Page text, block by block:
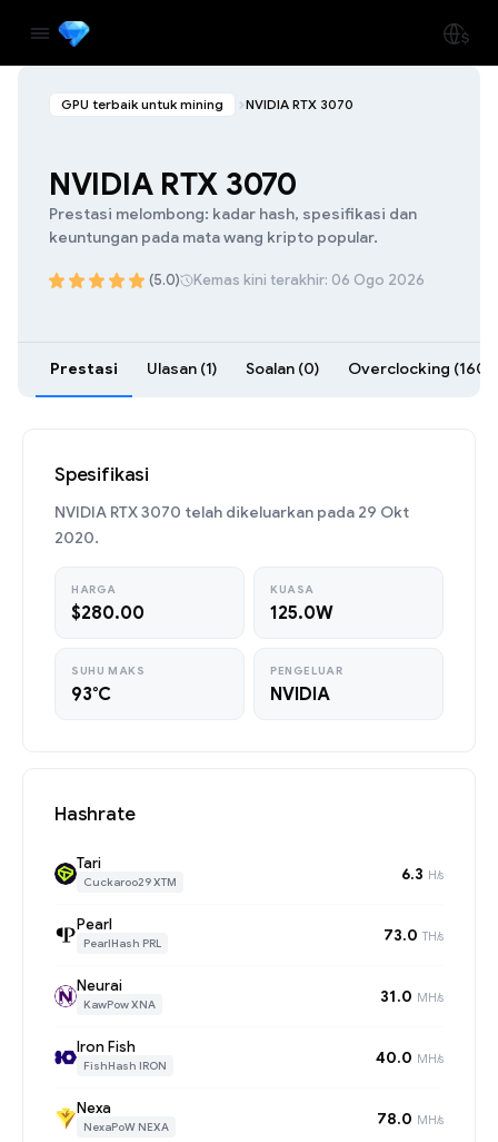
GPU terbaik untuk mining NVIDIA RTX 3070
NVIDIA RTX 3070
Prestasi melombong: kadar hash, spesifikasi dan
keuntungan pada mata wang kripto popular.
(5.0) Kemas kini terakhir: 06 Ogo 2026
Prestasi Ulasan (1) Soalan (0) Overclocking (160)
Spesifikasi
NVIDIA RTX 3070 telah dikeluarkan pada 29 Okt
2020.
HARGA
$280.00
KUASA
125.0W
SUHU MAKS
93°C
PENGELUAR
NVIDIA
Hashrate
Tari
Cuckaroo29 XTM 6.3 H/s
Pearl
PearlHash PRL 73.0 TH/s
Neurai
KawPow XNA 31.0 MH/s
Iron Fish
FishHash IRON 40.0 MH/s
Nexa
NexaPoW NEXA 78.0 MH/s